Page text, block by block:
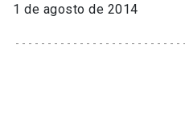
1 de agosto de 2014